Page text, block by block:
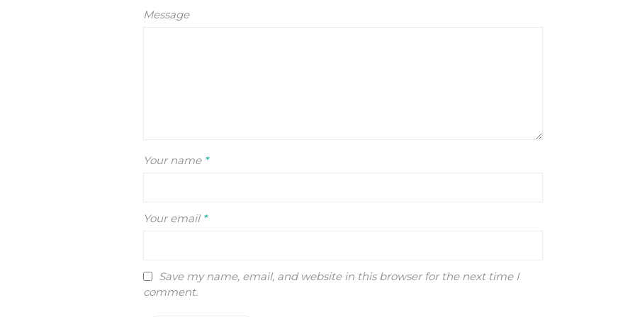
Message
Your name *
Your email *
Save my name, email, and website in this browser for the next time I
comment.